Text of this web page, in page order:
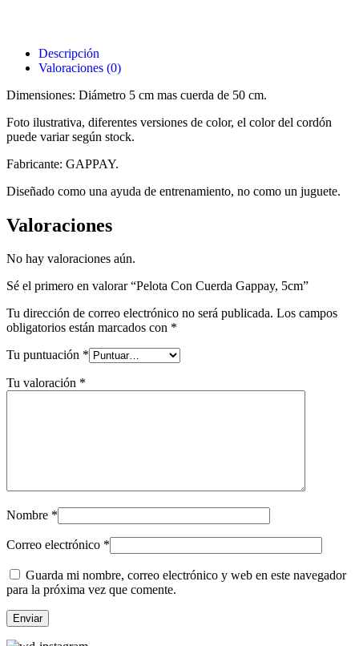
Descripción
Valoraciones (0)
Dimensiones: Diámetro 5 cm mas cuerda de 50 cm.
Foto ilustrativa, diferentes versiones de color, el color del cordón
puede variar según stock.
Fabricante: GAPPAY.
Diseñado como una ayuda de entrenamiento, no como un juguete.
Valoraciones
No hay valoraciones aún.
Sé el primero en valorar “Pelota Con Cuerda Gappay, 5cm”
Tu dirección de correo electrónico no será publicada. Los campos
obligatorios están marcados con *
Tu puntuación *
Tu valoración *
Nombre *
Correo electrónico *
Guarda mi nombre, correo electrónico y web en este navegador
para la próxima vez que comente.